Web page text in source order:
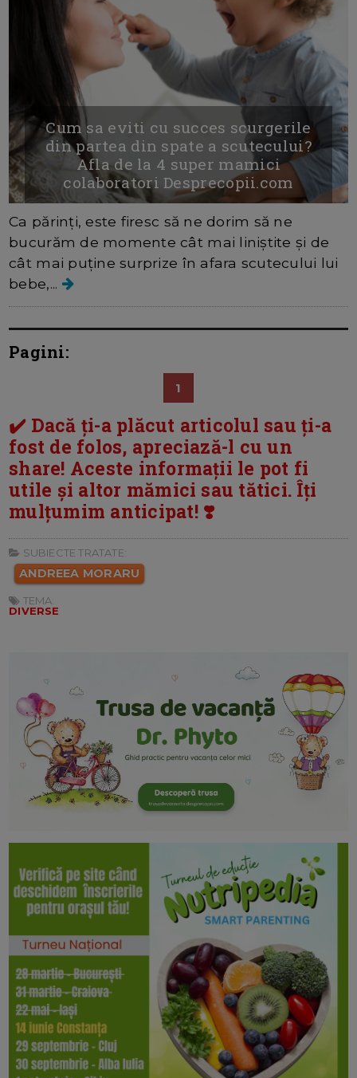
Cum sa eviti cu succes scurgerile
din partea din spate a scutecului?
Afla de la 4 super mamici
colaboratori Desprecopii.com
Ca părinți, este firesc să ne dorim să ne
bucurăm de momente cât mai liniștite și de
cât mai puține surprize în afara scutecului lui
bebe,...
Pagini:
1
✔️ Dacă ți-a plăcut articolul sau ți-a
fost de folos, apreciază-l cu un
share! Aceste informații le pot fi
utile și altor mămici sau tătici. Îți
mulțumim anticipat! ❣️
SUBIECTE TRATATE:
ANDREEA MORARU
TEMA:
DIVERSE